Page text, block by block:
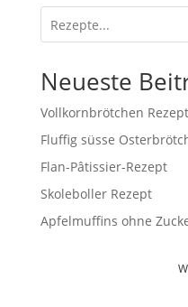
Neueste
Vollkornbrötchen
Fluffig süsse
Flan-Pâtissier-Rezept
Skoleboller Rezept
Apfelmuffins ohne